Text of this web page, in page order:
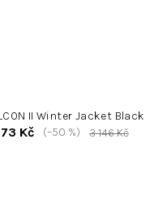
II Winter Jacket Black
Kč 3 146 Kč
(–50 %)